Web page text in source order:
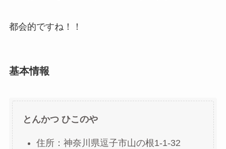
都会的ですね！！
基本情報
とんかつ ひこのや
住所：神奈川県逗子市山の根1-1-32